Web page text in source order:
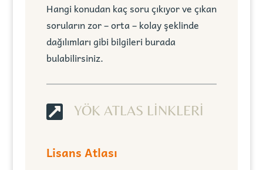
Hangi konudan kaç soru çıkıyor ve çıkan
soruların zor – orta – kolay şeklinde
dağılımları gibi bilgileri burada
bulabilirsiniz.
 YÖK ATLAS LİNKLERİ
Lisans Atlası